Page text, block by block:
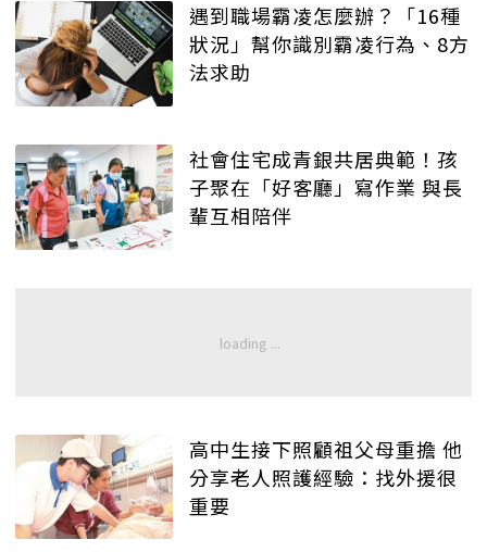
遇到職場霸凌怎麼辦？「16種
狀況」幫你識別霸凌行為、8方
法求助
社會住宅成青銀共居典範！孩
子聚在「好客廳」寫作業 與長
輩互相陪伴
高中生接下照顧祖父母重擔 他
分享老人照護經驗：找外援很
重要